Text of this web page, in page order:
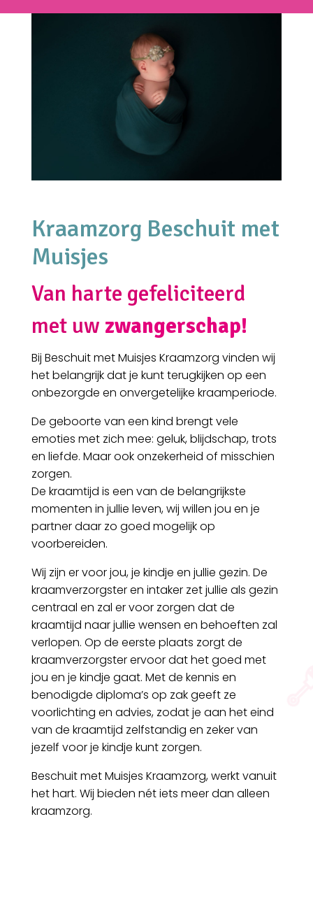
Kraamzorg Beschuit met
Muisjes
Van harte gefeliciteerd
met uw zwangerschap!
Bij Beschuit met Muisjes Kraamzorg vinden wij
het belangrijk dat je kunt terugkijken op een
onbezorgde en onvergetelijke kraamperiode.
De geboorte van een kind brengt vele
emoties met zich mee: geluk, blijdschap, trots
en liefde. Maar ook onzekerheid of misschien
zorgen.
De kraamtijd is een van de belangrijkste
momenten in jullie leven, wij willen jou en je
partner daar zo goed mogelijk op
voorbereiden.
Wij zijn er voor jou, je kindje en jullie gezin. De
kraamverzorgster en intaker zet jullie als gezin
centraal en zal er voor zorgen dat de
kraamtijd naar jullie wensen en behoeften zal
verlopen. Op de eerste plaats zorgt de
kraamverzorgster ervoor dat het goed met
jou en je kindje gaat. Met de kennis en
benodigde diploma’s op zak geeft ze
voorlichting en advies, zodat je aan het eind
van de kraamtijd zelfstandig en zeker van
jezelf voor je kindje kunt zorgen.
Beschuit met Muisjes Kraamzorg, werkt vanuit
het hart. Wij bieden nét iets meer dan alleen
kraamzorg.